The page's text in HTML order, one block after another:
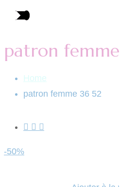
patron
Home
patron femme 36 52
-50%